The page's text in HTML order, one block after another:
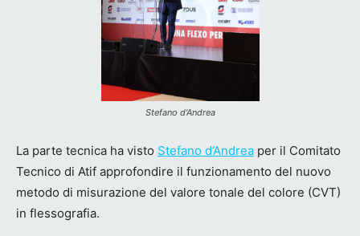
Stefano d’Andrea
La parte tecnica ha visto Stefano d’Andrea per il Comitato
Tecnico di Atif approfondire il funzionamento del nuovo
metodo di misurazione del valore tonale del colore (CVT)
in flessografia.